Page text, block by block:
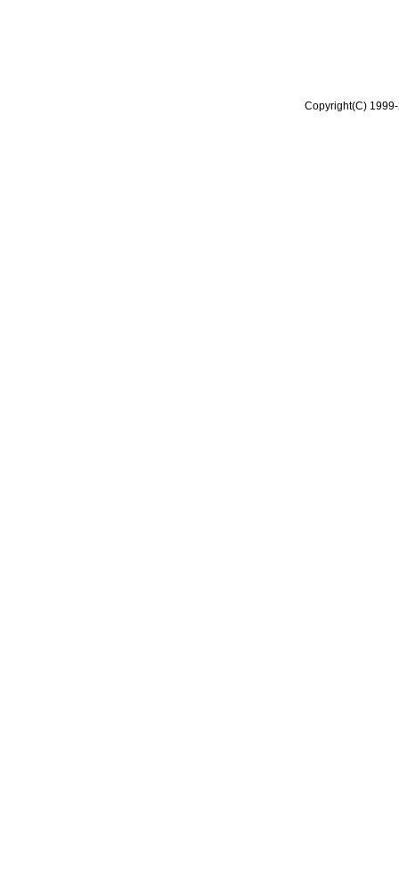
Copyright(C)